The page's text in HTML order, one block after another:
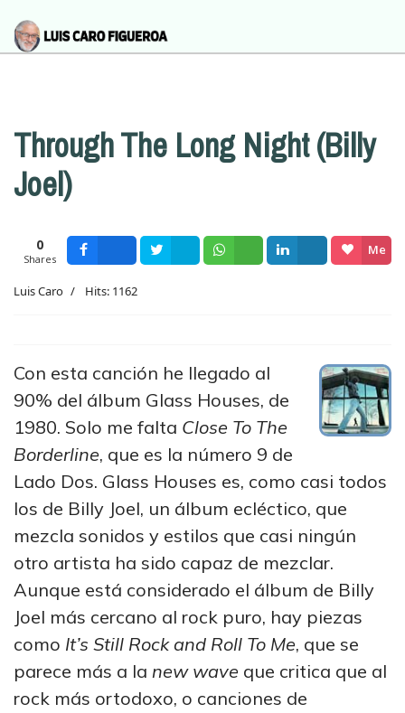
Through The Long Night (Billy
Joel)
0
Shares
Me
Luis Caro
Hits: 1162
Con esta canción he llegado al
90% del álbum Glass Houses, de
1980. Solo me falta Close To The
Borderline, que es la número 9 de
Lado Dos. Glass Houses es, como casi todos
los de Billy Joel, un álbum ecléctico, que
mezcla sonidos y estilos que casi ningún
otro artista ha sido capaz de mezclar.
Aunque está considerado el álbum de Billy
Joel más cercano al rock puro, hay piezas
como It’s Still Rock and Roll To Me, que se
parece más a la new wave que critica que al
rock más ortodoxo, o canciones de